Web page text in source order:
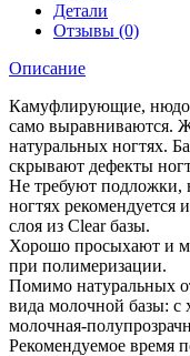
Детали
Отзывы (0)
Описание
Камуфлирующие,
само выравниваются.
натуральных ногтях.
скрывают дефекты
Не требуют подложки,
ногтях рекомендуется
слоя из Clear базы.
Хорошо просыхают и
при полимеризации.
Помимо натуральных
вида молочной базы: с
молочная-
Рекомендуемое время